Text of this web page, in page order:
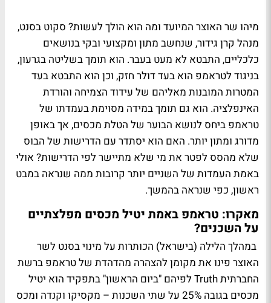
מיהו שר האוצר המיועד ומה הוא הולך לעשות? סקוט בסנט,
מנהל קרן גידור, שנחשב מתון ומקצועי ובקי בנושאים
כלכליים, התבטא לא מעט בעבר. הוא תומך בשליטה בגרעון,
בניגוד לטראמפ הוא בעד דולר חזק, וכן הוא התבטא בעד
המטרות המובנות מאליהם של עידוד הצמיחה והורדת
האינפלציה. הוא גם תומך במידה מסוימת בעמדתו של
טראמפ ביחס לנושא הבוער של הטלת מכסים, אך באופן
מדורג ומתון יותר. האם הוא יסתדר עם הדרישות של הבוס
שלא מהסס לפטר את מי שלא מתיישר לפי הדרישות? אולי
באמת העמדות של השניים יותר קרובות ממה שנראה במבט
ראשון, כפי שנראה בהמשך.
מאקרו: טראמפ באמת יטיל מכסים מפלצתיים
על השכנים?
במהלך הלילה (בישראל) הכותרות על מינוי בסנט לשר
האוצר פינו את מקומן להצהרה מהדהדת של טראמפ ברשת
החברתית Truth לפיהם "ביום הראשון" בתפקיד הוא יטיל
מכסים בגובה 25% על שתי השכנות – מקסיקו וקנדה ומכס